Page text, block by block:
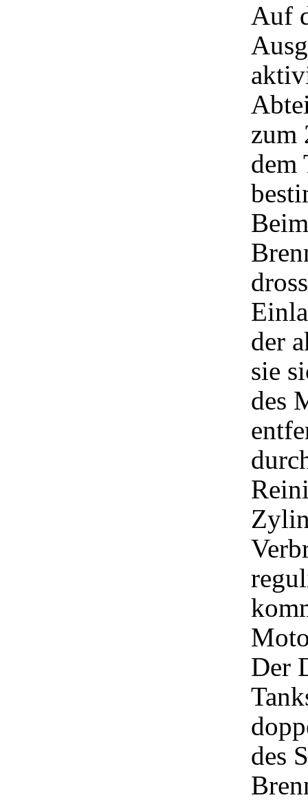
Auf
zum
dem
der
sie
des
Der
des